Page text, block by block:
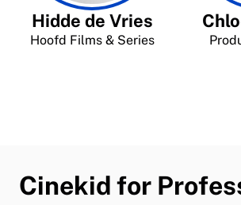
Hidde de Vries
Hoofd Films & Series
Cinekid for